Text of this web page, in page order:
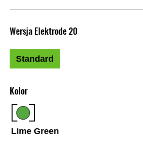
Kolor
Lime Green
Wersja Elektrode 20
Standard